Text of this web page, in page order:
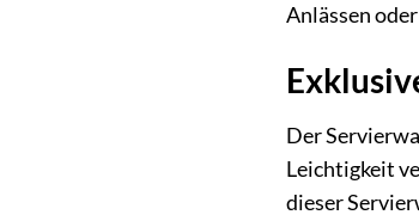
Anlässen
Der
Leichtigkeit
dieser